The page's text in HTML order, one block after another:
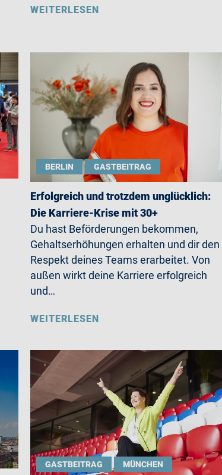
WEITERLESEN
BERLIN GASTBEITRAG
Erfolgreich und trotzdem unglücklich:
Die Karriere-Krise mit 30+
Du hast Beförderungen bekommen,
Gehaltserhöhungen erhalten und dir den
Respekt deines Teams erarbeitet. Von
außen wirkt deine Karriere erfolgreich
und…
WEITERLESEN
GASTBEITRAG MÜNCHEN